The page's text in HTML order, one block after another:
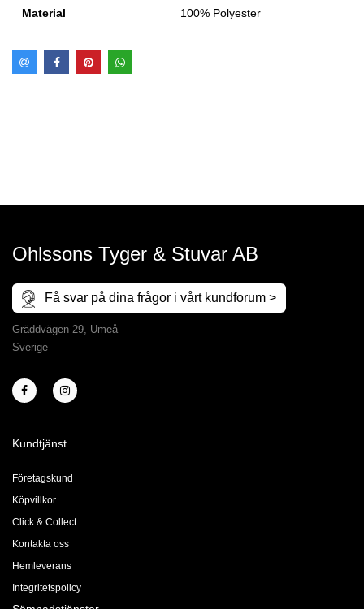
Material 100% Polyester
Ohlssons Tyger & Stuvar AB
Få svar på dina frågor i vårt kundforum >
Gräddvägen 29, Umeå
Sverige
Kundtjänst
Företagskund
Köpvillkor
Click & Collect
Kontakta oss
Hemleverans
Integritetspolicy